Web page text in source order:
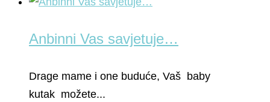
Anbinni Vas savjetuje…
Drage mame i one buduće, Vaš baby
kutak možete...